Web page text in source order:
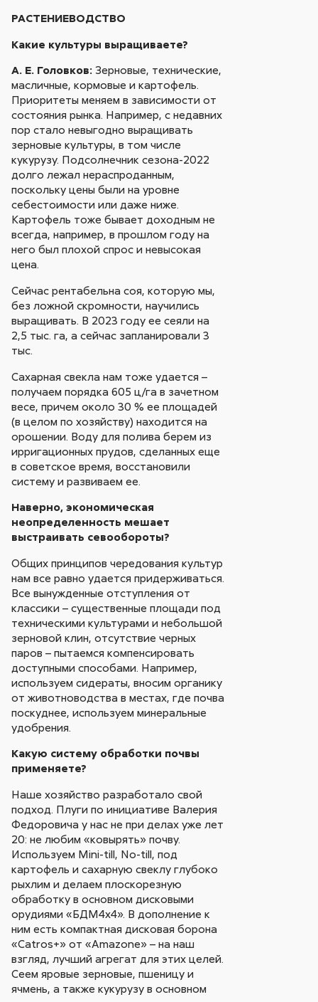
РАСТЕНИЕВОДСТВО
Какие культуры выращиваете?
А. Е. Головков: Зерновые, технические,
масличные, кормовые и картофель.
Приоритеты меняем в зависимости от
состояния рынка. Например, с недавних
пор стало невыгодно выращивать
зерновые культуры, в том числе
кукурузу. Подсолнечник сезона-2022
долго лежал нераспроданным,
поскольку цены были на уровне
себестоимости или даже ниже.
Картофель тоже бывает доходным не
всегда, например, в прошлом году на
него был плохой спрос и невысокая
цена.
Сейчас рентабельна соя, которую мы,
без ложной скромности, научились
выращивать. В 2023 году ее сеяли на
2,5 тыс. га, а сейчас запланировали 3
тыс.
Сахарная свекла нам тоже удается –
получаем порядка 605 ц/га в зачетном
весе, причем около 30 % ее площадей
(в целом по хозяйству) находится на
орошении. Воду для полива берем из
ирригационных прудов, сделанных еще
в советское время, восстановили
систему и развиваем ее.
Наверно, экономическая
неопределенность мешает
выстраивать севообороты?
Общих принципов чередования культур
нам все равно удается придерживаться.
Все вынужденные отступления от
классики – существенные площади под
техническими культурами и небольшой
зерновой клин, отсутствие черных
паров – пытаемся компенсировать
доступными способами. Например,
используем сидераты, вносим органику
от животноводства в местах, где почва
поскуднее, используем минеральные
удобрения.
Какую систему обработки почвы
применяете?
Наше хозяйство разработало свой
подход. Плуги по инициативе Валерия
Федоровича у нас не при делах уже лет
20: не любим «ковырять» почву.
Используем Mini-till, No-till, под
картофель и сахарную свеклу глубоко
рыхлим и делаем плоскорезную
обработку в основном дисковыми
орудиями «БДМ4х4». В дополнение к
ним есть компактная дисковая борона
«Catros+» от «Amazone» – на наш
взгляд, лучший агрегат для этих целей.
Сеем яровые зерновые, пшеницу и
ячмень, а также кукурузу в основном